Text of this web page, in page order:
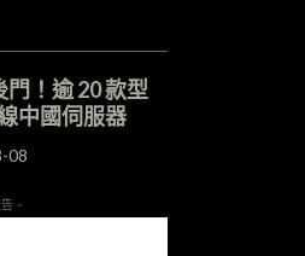
！逾 20 款型
中國伺服器
08
-